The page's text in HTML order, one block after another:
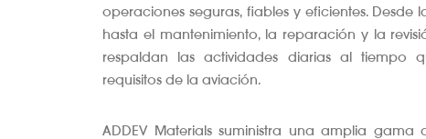
operaciones seguras, fiables y eficientes.
hasta el mantenimiento, la reparación y la
respaldan las actividades diarias al tiempo
requisitos de la aviación.
ADDEV Materials suministra una amplia gama